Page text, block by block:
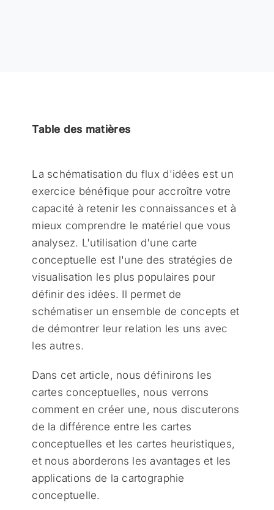
Table des matières
La schématisation du flux d'idées est un
exercice bénéfique pour accroître votre
capacité à retenir les connaissances et à
mieux comprendre le matériel que vous
analysez. L'utilisation d'une carte
conceptuelle est l'une des stratégies de
visualisation les plus populaires pour
définir des idées. Il permet de
schématiser un ensemble de concepts et
de démontrer leur relation les uns avec
les autres.
Dans cet article, nous définirons les
cartes conceptuelles, nous verrons
comment en créer une, nous discuterons
de la différence entre les cartes
conceptuelles et les cartes heuristiques,
et nous aborderons les avantages et les
applications de la cartographie
conceptuelle.